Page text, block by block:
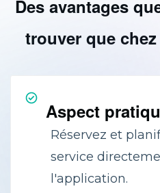
Des avantages
trouver que
Aspect
Réservez et
service
l'application.